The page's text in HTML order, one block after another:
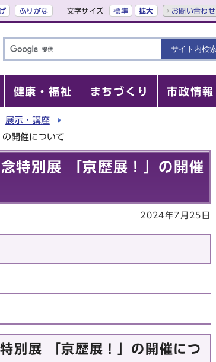
ふりがな 文字サイズ 標準 拡大 お問い合わせ
健康・福祉 まちづくり 市政情報
展示・講座
開催について
特別展 「京歴展！」の開催
2024年7月25日
別展 「京歴展！」の開催につ